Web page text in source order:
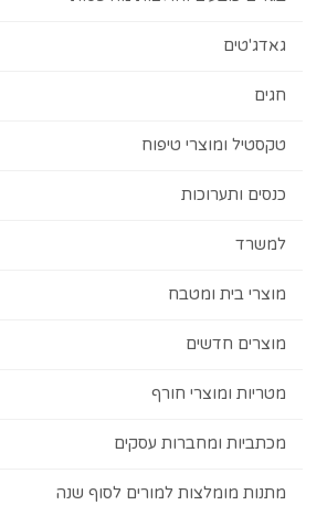
ומוצרי טיפוח
בית ומטבח
חדשים
ומוצרי חורף
ומחברות עסקים
מומלצות למורים לסוף שנה